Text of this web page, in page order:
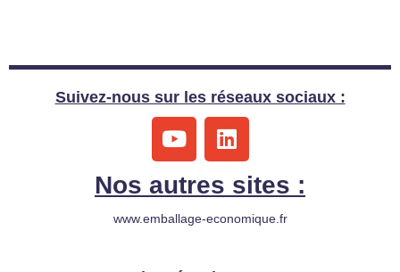
Suivez-nous sur les réseaux sociaux :
Y
o
u
t
u
L
i
k
e
Nos autres sites :
www.emballage-economique.fr